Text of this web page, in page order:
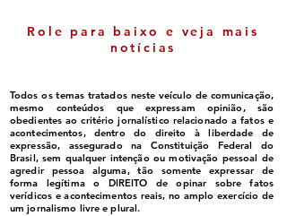
Role para baixo e veja mais
notícias
Todos os temas tratados neste veículo de comunicação,
mesmo conteúdos que expressam opinião, são
obedientes ao critério jornalístico relacionado a fatos e
acontecimentos, dentro do direito à liberdade de
expressão, assegurado na Constituição Federal do
Brasil, sem qualquer intenção ou motivação pessoal de
agredir pessoa alguma, tão somente expressar de
forma legítima o DIREITO de opinar sobre fatos
verídicos e acontecimentos reais, no amplo exercício de
um jornalismo livre e plural.